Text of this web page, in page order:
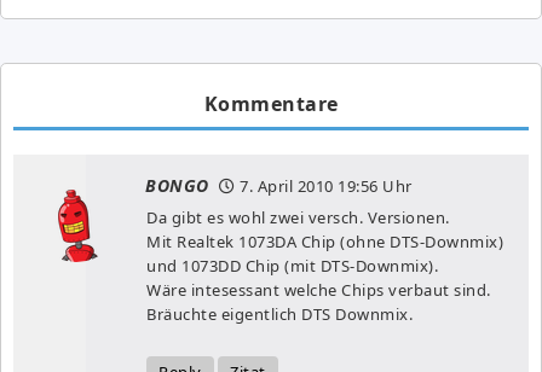
Kommentare
BONGO 7. April 2010 19:56 Uhr
Da gibt es wohl zwei versch. Versionen.
Mit Realtek 1073DA Chip (ohne DTS-Downmix)
und 1073DD Chip (mit DTS-Downmix).
Wäre intesessant welche Chips verbaut sind.
Bräuchte eigentlich DTS Downmix.